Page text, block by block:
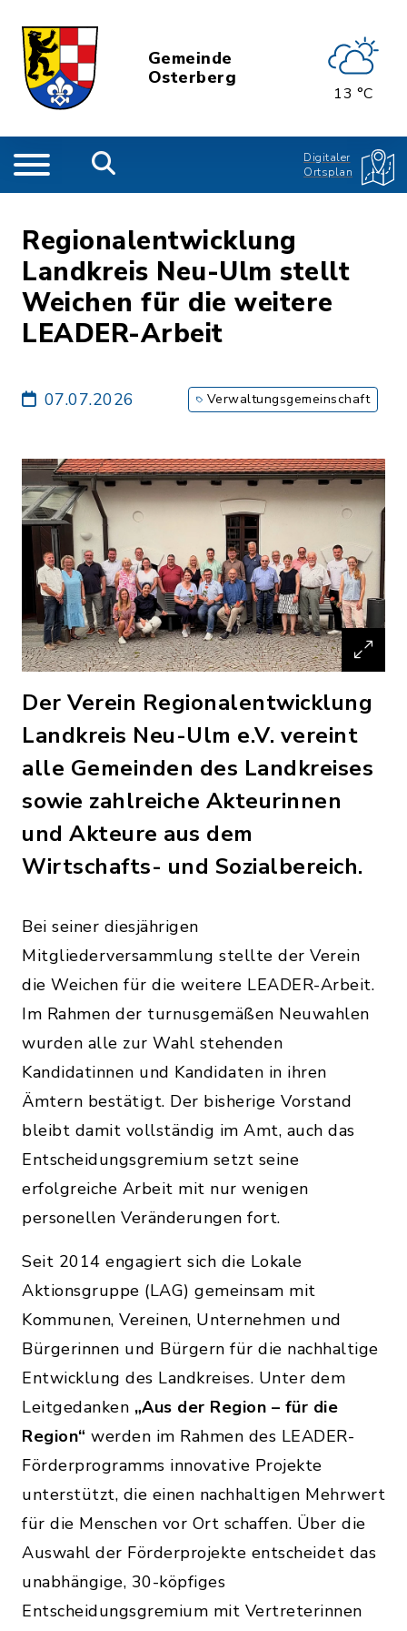
Gemeinde
Osterberg
13 °C
Digitaler
Ortsplan
Regionalentwicklung
Landkreis Neu-Ulm stellt
Weichen für die weitere
LEADER-Arbeit
07.07.2026 Verwaltungsgemeinschaft
Der Verein Regionalentwicklung
Landkreis Neu-Ulm e.V. vereint
alle Gemeinden des Landkreises
sowie zahlreiche Akteurinnen
und Akteure aus dem
Wirtschafts- und Sozialbereich.
Bei seiner diesjährigen
Mitgliederversammlung stellte der Verein
die Weichen für die weitere LEADER-Arbeit.
Im Rahmen der turnusgemäßen Neuwahlen
wurden alle zur Wahl stehenden
Kandidatinnen und Kandidaten in ihren
Ämtern bestätigt. Der bisherige Vorstand
bleibt damit vollständig im Amt, auch das
Entscheidungsgremium setzt seine
erfolgreiche Arbeit mit nur wenigen
personellen Veränderungen fort.
Seit 2014 engagiert sich die Lokale
Aktionsgruppe (LAG) gemeinsam mit
Kommunen, Vereinen, Unternehmen und
Bürgerinnen und Bürgern für die nachhaltige
Entwicklung des Landkreises. Unter dem
Leitgedanken „Aus der Region – für die
Region“ werden im Rahmen des LEADER-
Förderprogramms innovative Projekte
unterstützt, die einen nachhaltigen Mehrwert
für die Menschen vor Ort schaffen. Über die
Auswahl der Förderprojekte entscheidet das
unabhängige, 30-köpfiges
Entscheidungsgremium mit Vertreterinnen